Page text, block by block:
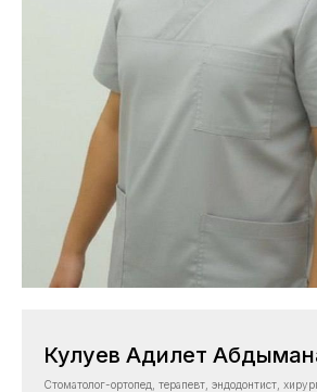
Кулуев Адилет
Стоматолог-ортопед, терапевт, эндодонтист,